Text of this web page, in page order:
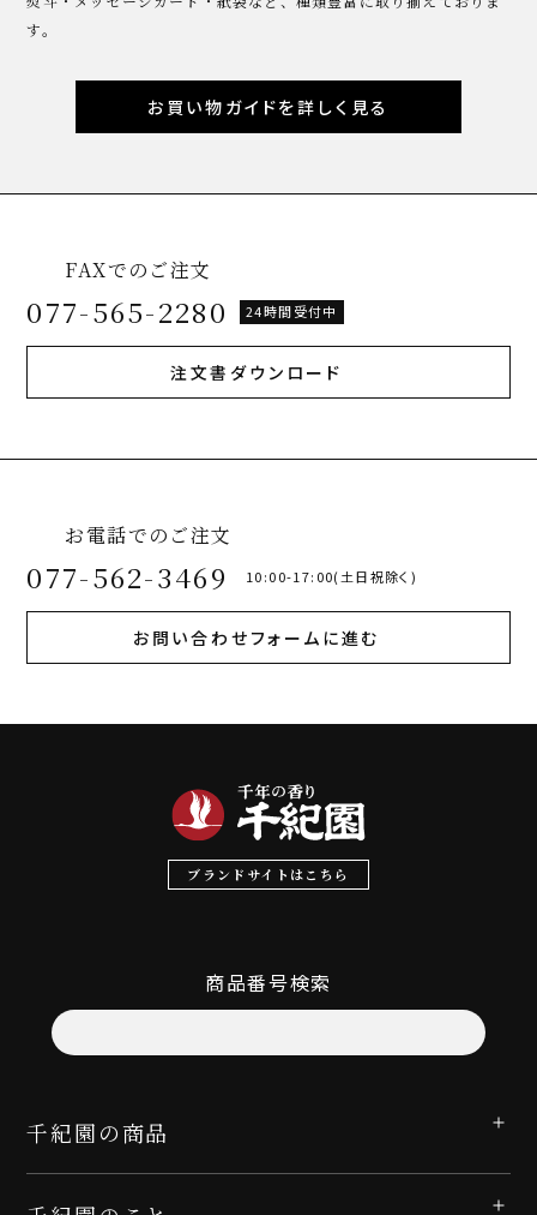
す。
お買い物ガイドを詳しく見る
FAXでのご注文
077-565-2280 24時間受付中
注文書ダウンロード
お電話でのご注文
077-562-3469 10:00-17:00(土日祝除く)
お問い合わせフォームに進む
ブランドサイトはこちら
商品番号検索
千紀園の商品